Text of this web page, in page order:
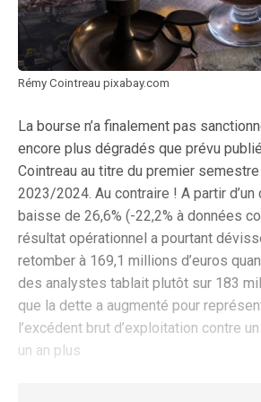
Rémy Cointreau pixabay.com
La bourse n’a finalement pas
encore plus dégradés que prévu
Cointreau au titre du premier
2023/2024. Au contraire ! A partir
baisse de 26,6% (-22,2% à données
résultat opérationnel a pourtant
retomber à 169,1 millions d’euros
des analystes tablait plutôt sur 183
que la dette a augmenté pour
l’excédent brut d’exploitation contre
un an plus